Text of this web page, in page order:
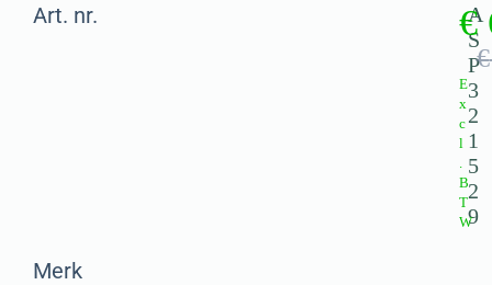
Art. nr.
A
S
P
3
2
1
5
2
9
€
€
E
x
c
l
B
T
W
Merk